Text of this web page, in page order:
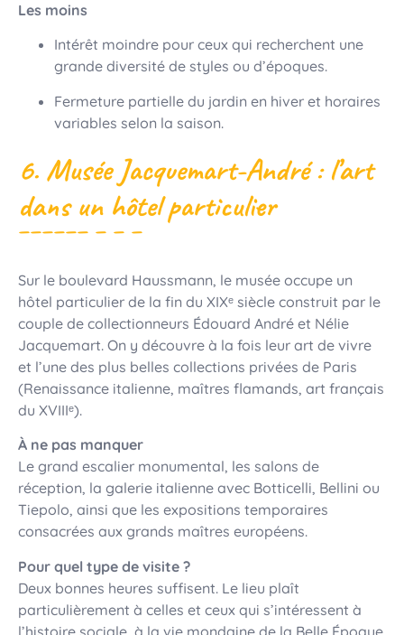
Les moins
Intérêt moindre pour ceux qui recherchent une
grande diversité de styles ou d’époques.
Fermeture partielle du jardin en hiver et horaires
variables selon la saison.
6. Musée Jacquemart-André : l’art
dans un hôtel particulier
Sur le boulevard Haussmann, le musée occupe un
hôtel particulier de la fin du XIXᵉ siècle construit par le
couple de collectionneurs Édouard André et Nélie
Jacquemart. On y découvre à la fois leur art de vivre
et l’une des plus belles collections privées de Paris
(Renaissance italienne, maîtres flamands, art français
du XVIIIᵉ).
À ne pas manquer
Le grand escalier monumental, les salons de
réception, la galerie italienne avec Botticelli, Bellini ou
Tiepolo, ainsi que les expositions temporaires
consacrées aux grands maîtres européens.
Pour quel type de visite ?
Deux bonnes heures suffisent. Le lieu plaît
particulièrement à celles et ceux qui s’intéressent à
l’histoire sociale, à la vie mondaine de la Belle Époque